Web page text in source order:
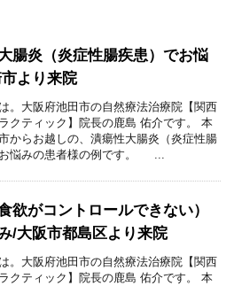
腸炎（炎症性腸疾患）でお悩
より来院
。大阪府池田市の自然療法治療院【関西
クティック】院長の鹿島 佑介です。 本
からお越しの、潰瘍性大腸炎（炎症性腸
悩みの患者様の例です。 ...
欲がコントロールできない）
/大阪市都島区より来院
。大阪府池田市の自然療法治療院【関西
クティック】院長の鹿島 佑介です。 本